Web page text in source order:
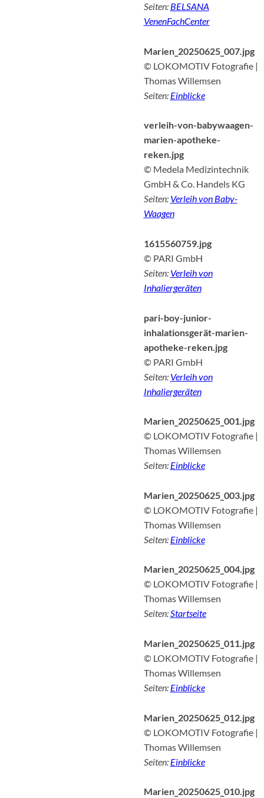
Seiten: BELSANA
VenenFachCenter
Marien_20250625_007.jpg
© LOKOMOTIV Fotografie |
Thomas Willemsen
Seiten: Einblicke
verleih-von-babywaagen-
marien-apotheke-
reken.jpg
© Medela Medizintechnik
GmbH & Co. Handels KG
Seiten: Verleih von Baby-
Waagen
1615560759.jpg
© PARI GmbH
Seiten: Verleih von
Inhaliergeräten
pari-boy-junior-
inhalationsgerät-marien-
apotheke-reken.jpg
© PARI GmbH
Seiten: Verleih von
Inhaliergeräten
Marien_20250625_001.jpg
© LOKOMOTIV Fotografie |
Thomas Willemsen
Seiten: Einblicke
Marien_20250625_003.jpg
© LOKOMOTIV Fotografie |
Thomas Willemsen
Seiten: Einblicke
Marien_20250625_004.jpg
© LOKOMOTIV Fotografie |
Thomas Willemsen
Seiten:Startseite
Marien_20250625_011.jpg
© LOKOMOTIV Fotografie |
Thomas Willemsen
Seiten: Einblicke
Marien_20250625_012.jpg
© LOKOMOTIV Fotografie |
Thomas Willemsen
Seiten: Einblicke
Marien_20250625_010.jpg